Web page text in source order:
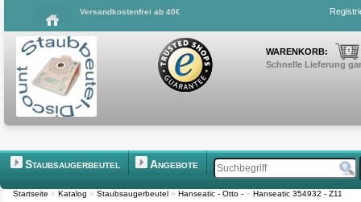
Versandkostenfrei ab 40€
WARENKORB: 0
Schnelle Lieferung
Staubsaugerbeutel Angebote
Startseite » Katalog » Staubsaugerbeutel » Hanseatic - Otto - » Hanseatic 354932 - Z11